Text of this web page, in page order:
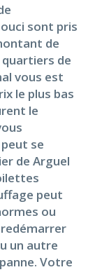
sont pris
de
de
vous est
le plus bas
le
se
de Arguel
peut
ou
un autre
Votre